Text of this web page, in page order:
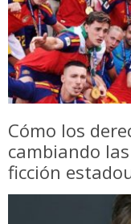
Cómo los
cambiando
ficción